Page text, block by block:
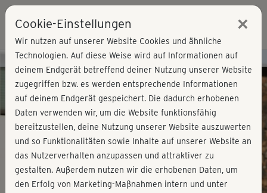
Play
Video
Kursvorschau - Jetzt mitmachen!
Cookie-Einstellungen ×
Wir nutzen auf unserer Website Cookies und ähnliche
Technologien. Auf diese Weise wird auf Informationen auf
deinem Endgerät betreffend deiner Nutzung unserer Website
zugegriffen bzw. es werden entsprechende Informationen
auf deinem Endgerät gespeichert. Die dadurch erhobenen
Daten verwenden wir, um die Website funktionsfähig
bereitzustellen, deine Nutzung unserer Website auszuwerten
und so Funktionalitäten sowie Inhalte auf unserer Website an
das Nutzerverhalten anzupassen und attraktiver zu
gestalten. Außerdem nutzen wir die erhobenen Daten, um
den Erfolg von Marketing-Maßnahmen intern und unter